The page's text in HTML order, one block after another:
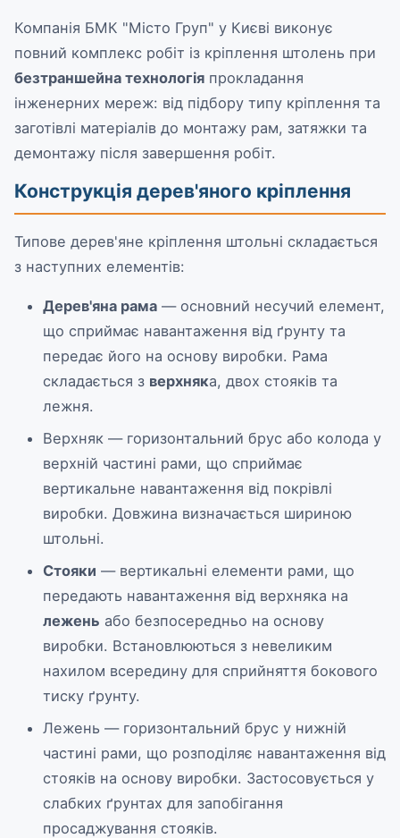
Компанія БМК "Місто Груп" у Києві виконує
повний комплекс робіт із кріплення штолень при
безтраншейна технологія прокладання
інженерних мереж: від підбору типу кріплення та
заготівлі матеріалів до монтажу рам, затяжки та
демонтажу після завершення робіт.
Конструкція дерев'яного кріплення
Типове дерев'яне кріплення штольні складається
з наступних елементів:
Дерев'яна рама — основний несучий елемент,
що сприймає навантаження від ґрунту та
передає його на основу виробки. Рама
складається з верхняка, двох стояків та
лежня.
Верхняк — горизонтальний брус або колода у
верхній частині рами, що сприймає
вертикальне навантаження від покрівлі
виробки. Довжина визначається шириною
штольні.
Стояки — вертикальні елементи рами, що
передають навантаження від верхняка на
лежень або безпосередньо на основу
виробки. Встановлюються з невеликим
нахилом всередину для сприйняття бокового
тиску ґрунту.
Лежень — горизонтальний брус у нижній
частині рами, що розподіляє навантаження від
стояків на основу виробки. Застосовується у
слабких ґрунтах для запобігання
просаджування стояків.
Помічник БМК
Онлайн — відповідаємо миттєво